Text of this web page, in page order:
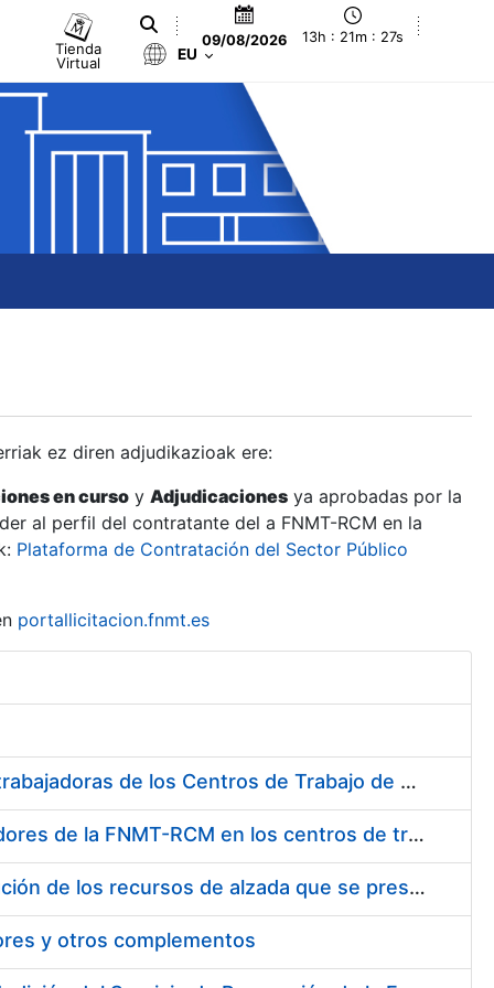
Tienda
Virtual
09/08/2026 13h : 21m : 28s
EU
ez diren adjudikazioak ere:
en curso y Adjudicaciones ya aprobadas por la
al perfil del contratante del a FNMT-RCM en la
Plataforma de Contratación del Sector Público
portallicitacion.fnmt.es
Suministro de Protectores Auditivos a medida para las personas trabajadoras de los Centros de Trabajo de Madrid y Burgos
Suministro de gafas graduadas antiproyecciones para los trabajadores de la FNMT-RCM en los centros de trabajo de Madrid y Burgos
Servicios de una empresa externa para el asesoramiento y resolución de los recursos de alzada que se presentan relacionados con procesos de selección para la FNMT-RCM
y otros complementos